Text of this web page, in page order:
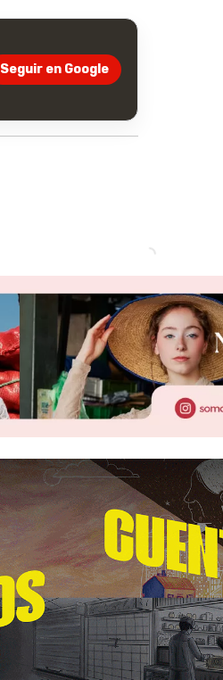
Seguir en Google